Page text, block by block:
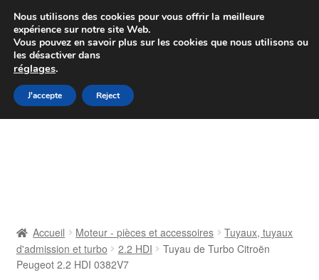
Colissimo livraison à partir de 7 EUR
Du lundi au vendredi de 9 h à 16 h
Aller
à
Aller
au
Contact
Accueil Moteur - pièces et accessoires
Tuyaux, tuyaux
d'admission et turbo
2.2 HDI
Tuyau de Turbo Citroën
Peugeot 2.2 HDI 0382V7
Nous utilisons des cookies pour vous offrir la meilleure
expérience sur notre site Web.
Vous pouvez en savoir plus sur les cookies que nous utilisons ou
les désactiver dans
réglages.
J'accepte Reject